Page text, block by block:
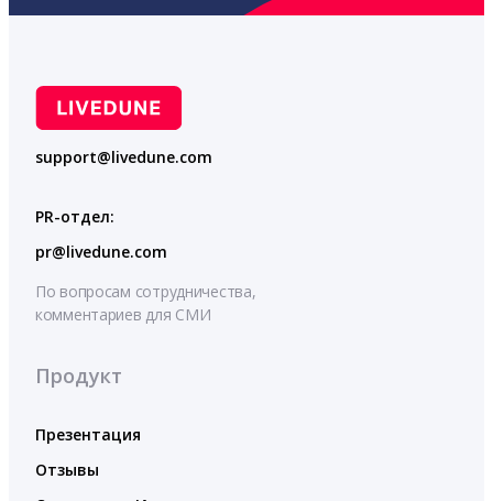
support@livedune.com
PR-отдел:
pr@livedune.com
По вопросам сотрудничества,
комментариев для СМИ
Продукт
Презентация
Отзывы